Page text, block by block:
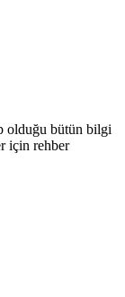
olduğu bütün bilgi
için rehber